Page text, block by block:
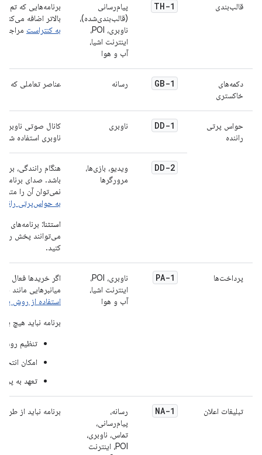
قالب‌بندی TH-1
پیام‌رسانی
(قالب‌بندی‌شده)،
ناوبری، POI،
اینترنت اشیا،
آب و هوا
بالاتر اضافه
به کنتراست مراجعه
دکمه‌های
خاکستری
GB-1 رسانه عناصر تعاملی که
حواس پرتی
راننده
DD-1 ناوبری
کانال صوتی
ناوبری استفاده
DD-2
ویدیو، بازی‌ها،
مرورگرها
هنگام رانندگی،
باشد. صدای برنامه
نمی‌توان آن را
به حواس‌پرتی
استثنا: برنامه‌های
می‌توانند پخش را
کنید.
پرداخت‌ها PA-1
ناوبری، POI،
اینترنت اشیا،
آب و هوا
اگر خریدها فعال
میانبرهایی مانند
استفاده از روش
برنامه نباید هیچ
تنظیم
امکان
تعهد به
تبلیغات اعلان NA-1
رسانه،
پیام‌رسانی،
تماس، ناوبری،
POI، اینترنت
برنامه نباید از